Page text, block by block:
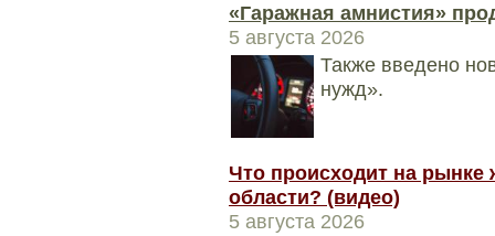
«Гаражная амнистия»
5 августа 2026
Также введено
нужд».
Что происходит на рынке
области? (видео)
5 августа 2026